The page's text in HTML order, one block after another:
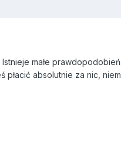
małe
absolutnie za nic,